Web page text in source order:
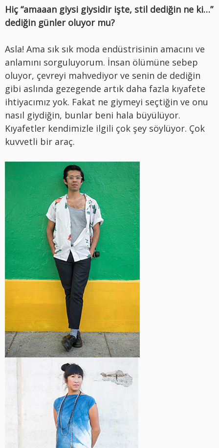
Hiç “amaaan giysi giysidir işte, stil dediğin ne ki…”
dediğin günler oluyor mu?
Asla! Ama sık sık moda endüstrisinin amacını ve
anlamını sorguluyorum. İnsan ölümüne sebep
oluyor, çevreyi mahvediyor ve senin de dediğin
gibi aslında gezegende artık daha fazla kıyafete
ihtiyacımız yok. Fakat ne giymeyi seçtiğin ve onu
nasıl giydiğin, bunlar beni hala büyülüyor.
Kıyafetler kendimizle ilgili çok şey söylüyor. Çok
kuvvetli bir araç.